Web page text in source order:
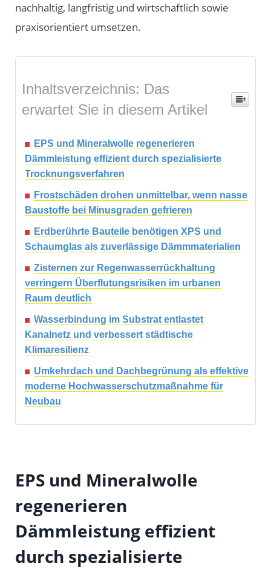
nachhaltig, langfristig und wirtschaftlich sowie
praxisorientiert umsetzen.
Inhaltsverzeichnis: Das
erwartet Sie in diesem Artikel
EPS und Mineralwolle regenerieren
Dämmleistung effizient durch spezialisierte
Trocknungsverfahren
Frostschäden drohen unmittelbar, wenn nasse
Baustoffe bei Minusgraden gefrieren
Erdberührte Bauteile benötigen XPS und
Schaumglas als zuverlässige Dämmmaterialien
Zisternen zur Regenwasserrückhaltung
verringern Überflutungsrisiken im urbanen
Raum deutlich
Wasserbindung im Substrat entlastet
Kanalnetz und verbessert städtische
Klimaresilienz
Umkehrdach und Dachbegrünung als effektive
moderne Hochwasserschutzmaßnahme für
Neubau
EPS und Mineralwolle
regenerieren
Dämmleistung effizient
durch spezialisierte